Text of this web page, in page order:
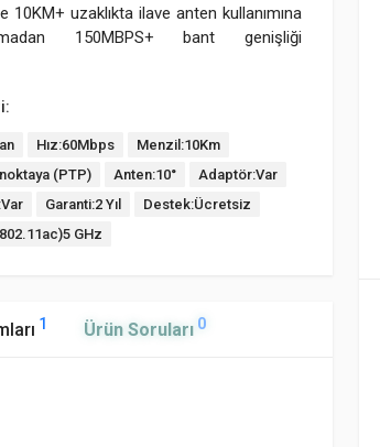
10KM+ uzaklıkta ilave anten kullanımına
150MBPS+ bant genişliği
Hız:60Mbps
Menzil:10Km
(PTP)
Anten:10°
Adaptör:Var
Garanti:2 Yıl
Destek:Ücretsiz
GHz
1 Ürün Soruları 0